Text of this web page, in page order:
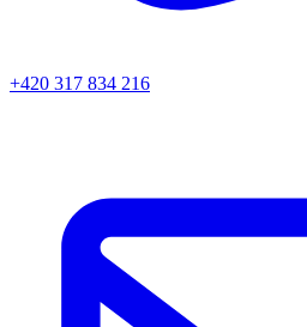
+420 317 834 216